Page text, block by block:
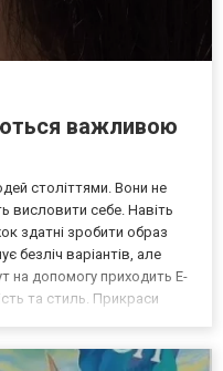
важливою
століттями. Вони не
себе. Навіть
здатні зробити образ
безліч варіантів, але
на допомогу приходить E-
та стиль. Прикраси